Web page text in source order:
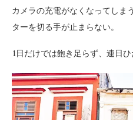
カメラの充電がなくなってしま
ターを切る手が止まらない。
1日だけでは飽き足らず、連日